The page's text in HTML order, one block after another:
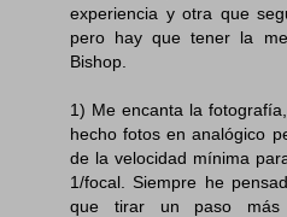
experiencia y otra que
pero hay que tener la
Bishop.
1) Me encanta la
hecho fotos en analógico
de la velocidad mínima
1/focal. Siempre he
que tirar un paso más